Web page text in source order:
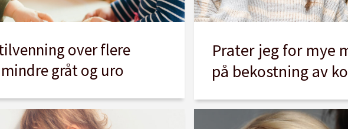
over flere
gråt og uro
Prater jeg for mye
på bekostning av